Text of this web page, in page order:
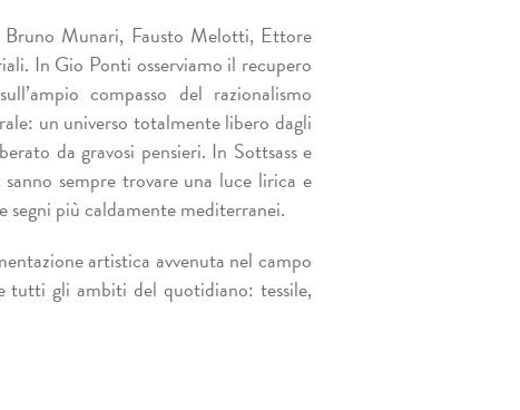
Bruno Munari, Fausto Melotti, Ettore
In Gio Ponti osserviamo il recupero
compasso del razionalismo
un universo totalmente libero dagli
da gravosi pensieri. In Sottsass e
sempre trovare una luce lirica e
più caldamente mediterranei.
artistica avvenuta nel campo
tutti gli ambiti del quotidiano: tessile,